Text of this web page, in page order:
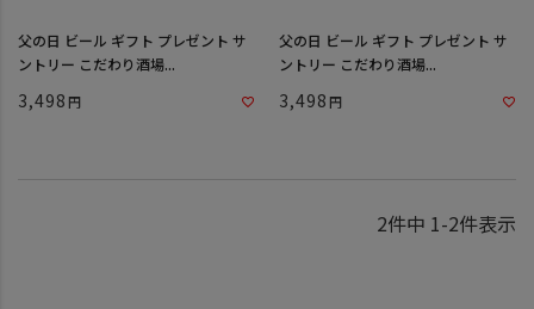
父の日 ビール ギフト プレゼント サ
ントリー こだわり酒場...
3,498
父の日 ビール ギフト プレゼント サ
ントリー こだわり酒場...
3,498
2件中 1-2件表示